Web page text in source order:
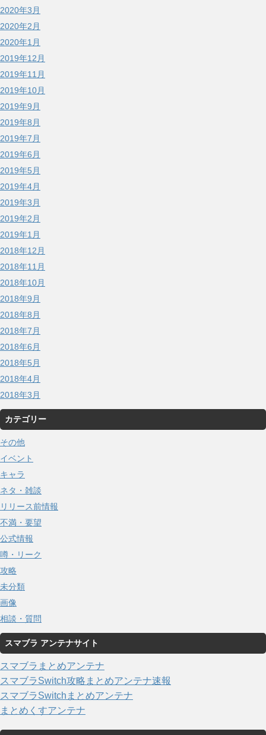
2020年3月
2020年2月
2020年1月
2019年12月
2019年11月
2019年10月
2019年9月
2019年8月
2019年7月
2019年6月
2019年5月
2019年4月
2019年3月
2019年2月
2019年1月
2018年12月
2018年11月
2018年10月
2018年9月
2018年8月
2018年7月
2018年6月
2018年5月
2018年4月
2018年3月
カテゴリー
その他
イベント
キャラ
ネタ・雑談
リリース前情報
不満・要望
公式情報
噂・リーク
攻略
未分類
画像
相談・質問
スマブラ アンテナサイト
スマブラまとめアンテナ
スマブラSwitch攻略まとめアンテナ速報
スマブラSwitchまとめアンテナ
まとめくすアンテナ